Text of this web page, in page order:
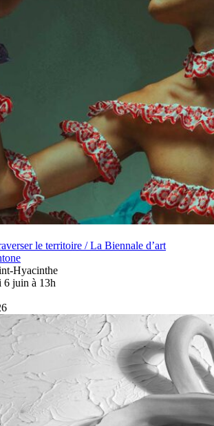
le territoire / La Biennale d’art
Hyacinthe
6 juin à 13h